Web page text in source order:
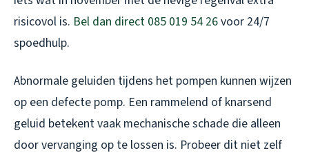
risicovol is. Bel dan direct 085 019 54 26voor 24/7
spoedhulp.
Abnormale geluiden tijdens het pompen kunnen wijzen
op een defecte pomp. Een rammelend of knarsend
geluid betekent vaak mechanische schade die alleen
door vervanging op te lossen is. Probeer dit niet zelf